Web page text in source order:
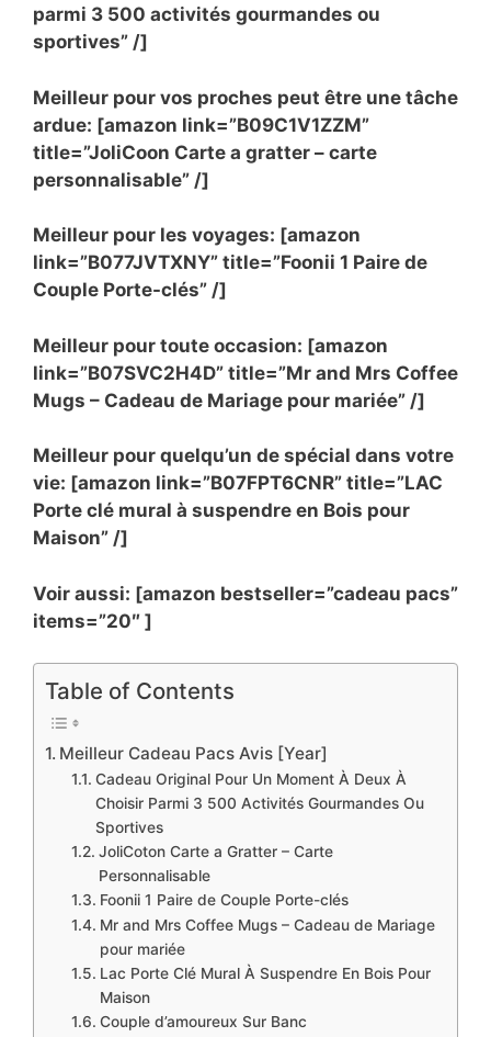
parmi 3 500 activités gourmandes ou
sportives” /]
Meilleur pour vos proches peut être une tâche
ardue: [amazon link=”B09C1V1ZZM”
title=”JoliCoon Carte a gratter – carte
personnalisable” /]
Meilleur pour les voyages: [amazon
link=”B077JVTXNY” title=”Foonii 1 Paire de
Couple Porte-clés” /]
Meilleur pour toute occasion: [amazon
link=”B07SVC2H4D” title=”Mr and Mrs Coffee
Mugs – Cadeau de Mariage pour mariée” /]
Meilleur pour quelqu’un de spécial dans votre
vie: [amazon link=”B07FPT6CNR” title=”LAC
Porte clé mural à suspendre en Bois pour
Maison” /]
Voir aussi: [amazon bestseller=”cadeau pacs”
items=”20″ ]
Table of Contents
Meilleur Cadeau Pacs Avis [Year]
Cadeau Original Pour Un Moment À Deux À
Choisir Parmi 3 500 Activités Gourmandes Ou
Sportives
JoliCoton Carte a Gratter – Carte
Personnalisable
Foonii 1 Paire de Couple Porte-clés
Mr and Mrs Coffee Mugs – Cadeau de Mariage
pour mariée
Lac Porte Clé Mural À Suspendre En Bois Pour
Maison
Couple d’amoureux Sur Banc